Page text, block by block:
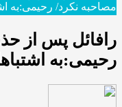
مصاحبه نکرد/ رحیمی:به
رافائل پس از
رحیمی:به